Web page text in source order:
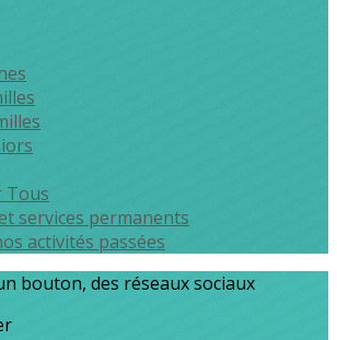
Tous
services permanents
activités passées
bouton, des réseaux sociaux